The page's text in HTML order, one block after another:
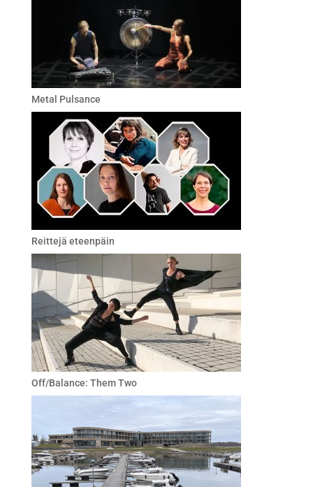
Metal Pulsance
Reittejä eteenpäin
Off/Balance: Them Two